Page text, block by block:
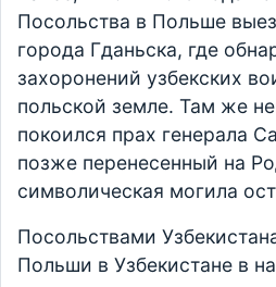
Посольства в Польше
города Гданьска, где
захоронений узбекских
польской земле. Там же
покоился прах генерала
позже перенесенный на
символическая могила
Посольствами
Польши в Узбекистане в